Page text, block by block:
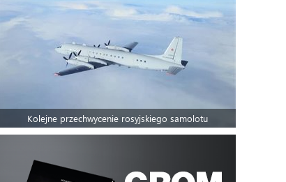
Kolejne przechwycenie rosyjskiego samolotu